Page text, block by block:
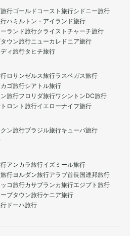
行ゴールドコースト旅行シドニー旅行
ハミルトン・アイランド旅行
ランド旅行クライストチャーチ旅行
ウン旅行ニューカレドニア旅行
ィ旅行タヒチ旅行
ロサンゼルス旅行ラスベガス旅行
ゴ旅行シアトル旅行
旅行フロリダ旅行ワシントンDC旅行
トロント旅行イエローナイフ旅行
ン旅行ブラジル旅行キューバ旅行
アンカラ旅行イズミール旅行
行ヨルダン旅行アラブ首長国連邦旅行
コ旅行カサブランカ旅行エジプト旅行
プタウン旅行ケニア旅行
ドーハ旅行